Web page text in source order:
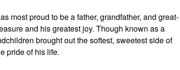
most proud to be a father, grandfather, and great-
and his greatest joy. Though known as a
brought out the softest, sweetest side of
pride of his life.